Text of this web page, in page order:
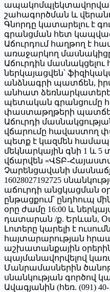
շահագործման և
Գնորդը կատարելու է
գրանցման հետ
Աճուրդում հաղթող է
առաջարկող
Աճուրդին
ներկայացվեն՝
անձնագրի պատճեն,
անհատ
պետական գրանցումը
փաստաթղթերի
Աճուրդի
վճարումը հավաստող
պետք է կազմեն
մեկնարկային գնի 1 և 5
վճարվեն «ՎՏԲ-
Չարենցավանի
16028027192725
աճուրդի անցկացման
ընթացքում՝ ընդհուպ
օրը ժամը 16:00 և
դատարան /ք. Երևան,
Լոտերը կարելի է
հայտարարության
աշխատանքային
պայմանավորվելով
Մանրամասներին
սնանկության գործով
Ավագյանին (հեռ. (091) 40-